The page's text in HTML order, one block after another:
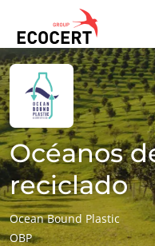
NUESTROS SERVICIOS
Certificación
Formación
Consultoría
Global
Global (español)
Global (francés)
Global (inglés)
África
Sudáfrica (inglés)
Océanos
reciclado
Ocean Bound Plastic
OBP